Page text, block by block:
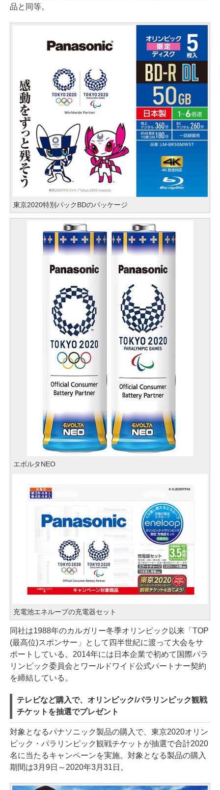
品と同等。
東京2020特別パックBDのパッケージ
エボルタNEO
充電池エネループの充電器セット
同社は1988年のカルガリー冬季オリンピック以来「TOP
(最高位)スポンサー」として四半世紀に渡って大会をサ
ポートしている。2014年には日本企業で初めて国際パラ
リンピック委員会とワールドワイド公式パートナー契約
を締結している。
テレビなど購入で、オリンピック/パラリンピック観戦
チケットを抽選でプレゼント
対象となるパナソニック製品の購入で、東京2020オリン
ピック・パラリンピック観戦チケットが抽選で合計2020
名に当たるキャンペーンを実施。対象となる製品の購入
期間は3月9日～2020年3月31日。